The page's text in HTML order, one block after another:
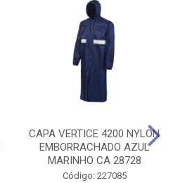
CAPA VERTICE 4200 NYLON
EMBORRACHADO AZUL
MARINHO CA 28728
Código: 227085